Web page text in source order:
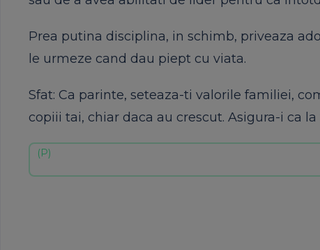
Prea putina disciplina, in schimb, priveaza
le urmeze cand dau piept cu viata.
Sfat: Ca parinte, seteaza-ti valorile familiei,
copiii tai, chiar daca au crescut. Asigura-i ca